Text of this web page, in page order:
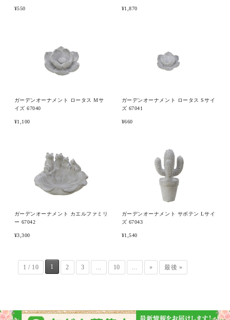
¥550 ¥1,870
ガーデンオーナメント ロータス Mサ
イズ 67040
¥1,100
ガーデンオーナメント ロータス Sサイ
ズ 67041
¥660
ガーデンオーナメント カエルファミリ
ー 67042
¥3,300
ガーデンオーナメント サボテン Lサイ
ズ 67043
¥1,540
1 / 10 1 2 3 ... 10 ... » 最後 »